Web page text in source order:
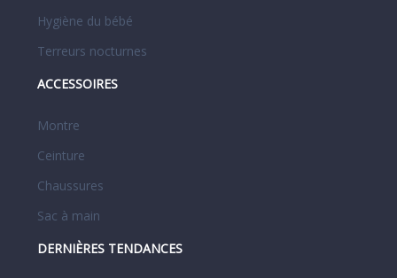
Hygiène du bébé
Terreurs nocturnes
ACCESSOIRES
Montre
Ceinture
Chaussures
Sac à main
DERNIÈRES TENDANCES